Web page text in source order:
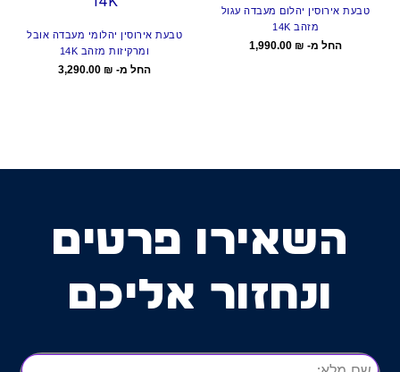
טבעת אירוסין יהלום מעבדה עגול
מזהב 14K
החל מ- 1,990.00 ₪
טבעת אירוסין יהלומי מעבדה אובל
ומרקיזות מזהב 14K
החל מ- 3,290.00 ₪
השאירו פרטים
ונחזור אליכם